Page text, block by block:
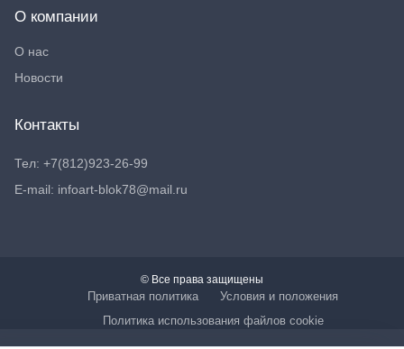
О компании
О нас
Новости
Контакты
Тел: +7(812)923-26-99
E-mail: infoart-blok78@mail.ru
© Все права защищены
Приватная политика
Условия и положения
Политика использования файлов cookie